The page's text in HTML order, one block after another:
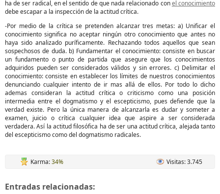
ha de ser radical, en el sentido de que nada relacionado conel conocimiento
debe escapar a la inspección de la actitud crítica.
-Por medio de la crítica se pretenden alcanzar tres metas: a) Unificar el
conocimiento significa no aceptar ningún otro conocimiento que antes no
haya sido analizado puríficamente. Rechazando todos aquellos que sean
sospechosos de duda. b) Fundamentar el conocimiento: consiste en buscar
un fundamento o punto de partida que asegure que los conocimientos
adquiridos pueden ser considerados válidos y sin errores. c) Delimitar el
conocimiento: consiste en establecer los límites de nuestros conocimientos
denunciando cualquier intento de ir mas allá de ellos. Por todo lo dicho
ademas consideran la actitud crítica o criticismo como una posición
intermedia entre el dogmatismo y el escepticismo, pues defiende que la
verdad existe. Pero la única manera de alcanzarla es dudar y someter a
examen, juicio o crítica cualquier idea que aspire a ser considerada
verdadera. Así la actitud filosófica ha de ser una actitud crítica, alejada tanto
del escepticismo como del dogmatismo radicales.
Karma:34% Visitas: 3.745
Entradas relacionadas: